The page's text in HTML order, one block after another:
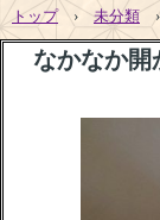
トップ › 未分類 ›
なかなか開